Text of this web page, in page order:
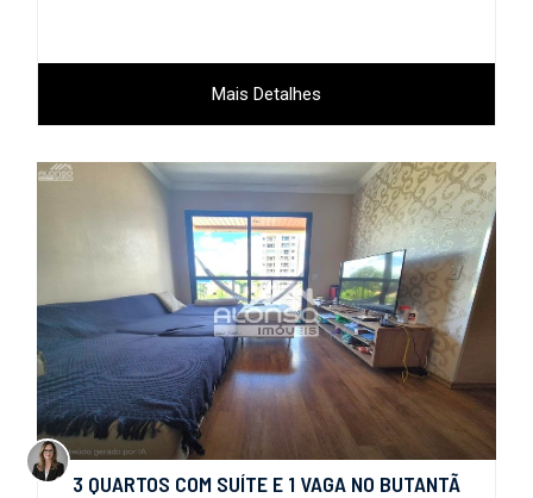
Mais Detalhes
3 QUARTOS COM SUÍTE E 1 VAGA NO BUTANTÃ